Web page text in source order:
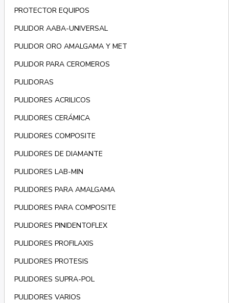
PROTECTOR EQUIPOS
PULIDOR AABA-UNIVERSAL
PULIDOR ORO AMALGAMA Y MET
PULIDOR PARA CEROMEROS
PULIDORAS
PULIDORES ACRILICOS
PULIDORES CERÁMICA
PULIDORES COMPOSITE
PULIDORES DE DIAMANTE
PULIDORES LAB-MIN
PULIDORES PARA AMALGAMA
PULIDORES PARA COMPOSITE
PULIDORES PINIDENTOFLEX
PULIDORES PROFILAXIS
PULIDORES PROTESIS
PULIDORES SUPRA-POL
PULIDORES VARIOS